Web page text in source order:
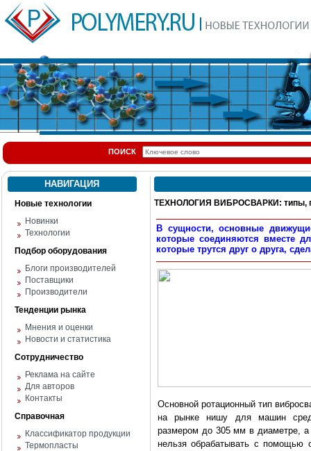
ПОИСК
НАВИГАЦИЯ
Новые технологии
Новинки
Технологии
Подбор оборудования
Блоги производителей
Поставщики
Производители
Тенденции рынка
Мнения и оценки
Новости и статистика
Сотрудничество
Реклама на сайте
Для авторов
Контакты
Справочная
Классификатор продукции
Термопласты
ТЕХНОЛОГИЯ ВИБРОСВАРКИ: типы,
В сущности, основные
которые соединяются вместе
которые трутся друг о друга,
Основной ротационный тип
на рынке нишу для машин
размером до 305 мм в диаметре, а
нельзя обрабатывать с помощью